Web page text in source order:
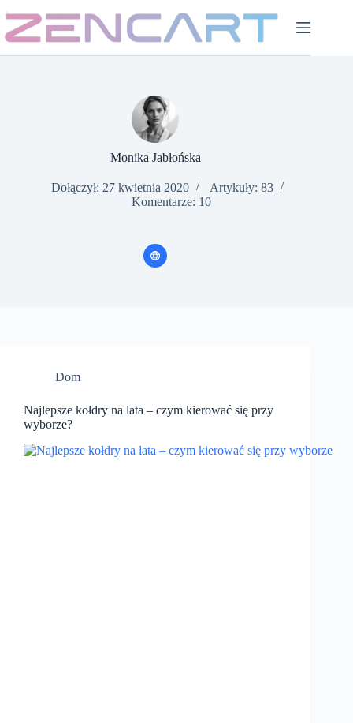
do
treści
Monika Jabłońska
Dołączył: 27 kwietnia 2020
Artykuły: 83
Komentarze: 10
Dom
Najlepsze kołdry na lata – czym kierować się przy
wyborze?